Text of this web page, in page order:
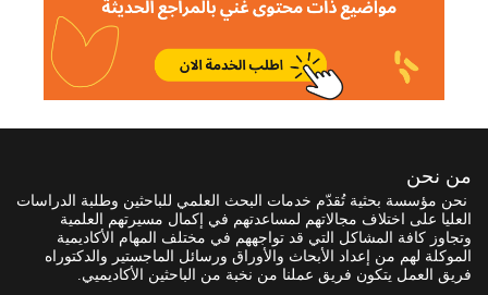
من نحن
نحن مؤسسة بحثية تُقدّم خدمات البحث العلمي للباحثين وطلبة الدراسات
العليا على اختلاف مجالاتهم لمساعدتهم في إكمال مسيرتهم العلمية
وتجاوز كافة المشاكل التي قد تواجههم في مختلف المهام الأكاديمية
الموكلة لهم من إعداد الأبحاث والأوراق ورسائل الماجستير والدكتوراه
فريق العمل يتكون فريق عملنا من نخبة من الباحثين الأكاديميي.